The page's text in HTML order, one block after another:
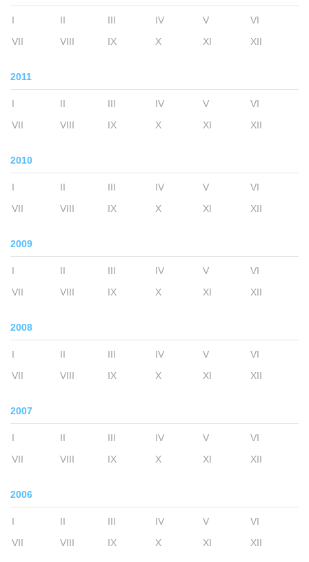
I II III IV V
VI
VII
VIII IX X XI XII
2011
I II III IV V
VI
VII
VIII IX X XI XII
2010
I II III IV V
VI
VII
VIII IX X XI XII
2009
I II III IV V
VI
VII
VIII IX X XI XII
2008
I II III IV V
VI
VII
VIII IX X XI XII
2007
I II III IV V
VI
VII
VIII IX X XI XII
2006
I II III IV V
VI
VII
VIII IX X XI XII